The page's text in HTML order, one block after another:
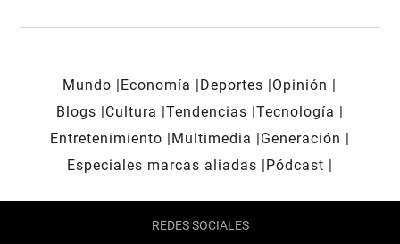
Mundo Economía Deportes
Opinión
Blogs
Cultura Tendencias Tecnología
Entretenimiento
Multimedia
Generación
Especiales marcas aliadas
Pódcast
REDES SOCIALES